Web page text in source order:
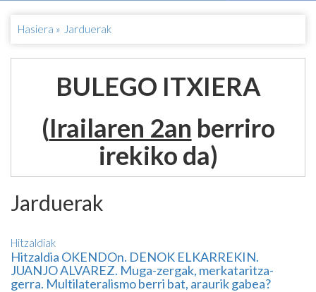
Hasiera » Jarduerak
BULEGO ITXIERA
(Irailaren 2an berriro
irekiko da)
Jarduerak
Hitzaldiak
Hitzaldia OKENDOn. DENOK ELKARREKIN.
JUANJO ALVAREZ. Muga-zergak, merkataritza-
gerra. Multilateralismo berri bat, araurik gabea?